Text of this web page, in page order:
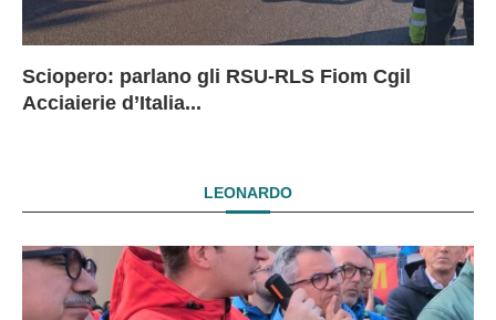
Sciopero: parlano gli RSU-RLS Fiom Cgil
Acciaierie d’Italia...
LEONARDO